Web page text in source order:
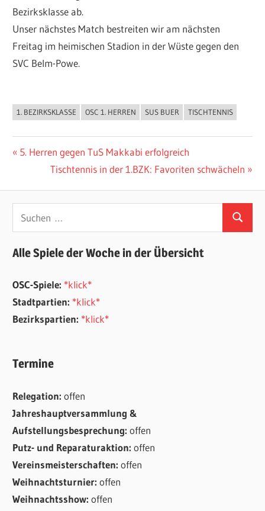
Bezirksklasse ab.
Unser nächstes Match bestreiten wir am nächsten
Freitag im heimischen Stadion in der Wüste gegen den
SVC Belm-Powe.
ALLGEMEIN
1. BEZIRKSKLASSE OSC 1. HERREN SUS BUER TISCHTENNIS
Beitragsnavigation
Vorheriger
Beitrag:
5. Herren gegen TuS Makkabi erfolgreich
Nächster
Tischtennis in der 1.BZK: Favoriten schwächeln
Suchen
Alle Spiele der Woche in der Übersicht
OSC-Spiele: *klick*
Stadtpartien: *klick*
Bezirkspartien: *klick*
Termine
Relegation:offen
Jahreshauptversammlung &
Aufstellungsbesprechung:offen
Putz- und Reparaturaktion:offen
Vereinsmeisterschaften:offen
Weihnachtsturnier:offen
Weihnachtsshow:offen